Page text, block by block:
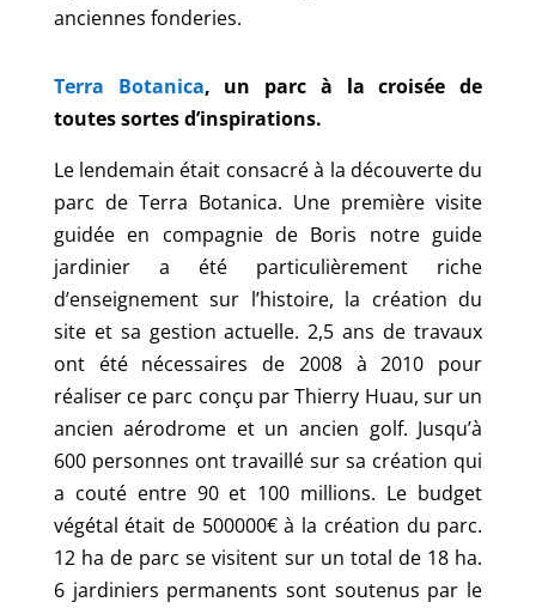
anciennes fonderies.
Terra Botanica, un parc à la croisée de
toutes sortes d’inspirations.
Le lendemain était consacré à la découverte du
parc de Terra Botanica. Une première visite
guidée en compagnie de Boris notre guide
jardinier a été particulièrement riche
d’enseignement sur l’histoire, la création du
site et sa gestion actuelle. 2,5 ans de travaux
ont été nécessaires de 2008 à 2010 pour
réaliser ce parc conçu par Thierry Huau, sur un
ancien aérodrome et un ancien golf. Jusqu’à
600 personnes ont travaillé sur sa création qui
a couté entre 90 et 100 millions. Le budget
végétal était de 500000€ à la création du parc.
12 ha de parc se visitent sur un total de 18 ha.
6 jardiniers permanents sont soutenus par le